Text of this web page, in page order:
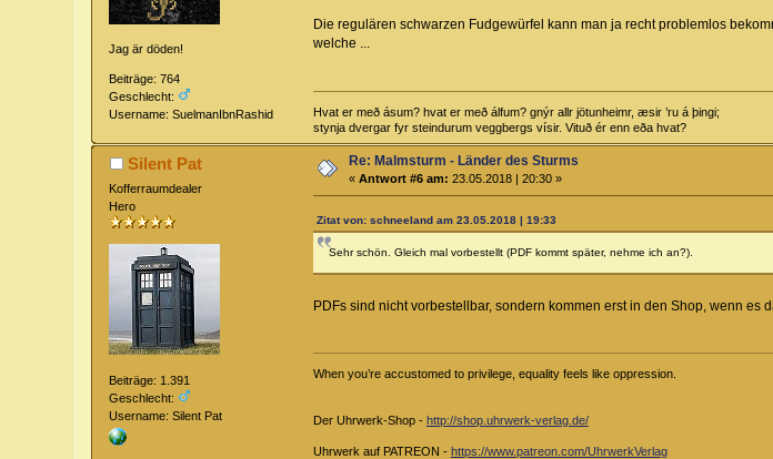
Jag är döden!
Beiträge: 764
Geschlecht:
Username: SuelmanIbnRashid
Die regulären schwarzen Fudgewürfel kann man ja recht problemlos
welche ...
Hvat er með ásum? hvat er með álfum? gnýr allr jötunheimr, æsir ’ru á þingi;
stynja dvergar fyr steindurum veggbergs vísir. Vituð ér enn eða hvat?
Silent Pat
Kofferraumdealer
Hero
Beiträge: 1.391
Geschlecht:
Username: Silent Pat
Re: Malmsturm - Länder des Sturms
«Antwort #6 am: 23.05.2018 | 20:30 »
Zitat von: schneeland am 23.05.2018 | 19:33
Sehr schön. Gleich mal vorbestellt (PDF kommt später, nehme ich an?).
PDFs sind nicht vorbestellbar, sondern kommen erst in den Shop, wenn es
When you’re accustomed to privilege, equality feels like oppression.
Der Uhrwerk-Shop - http://shop.uhrwerk-verlag.de/
Uhrwerk auf PATREON - https://www.patreon.com/UhrwerkVerlag